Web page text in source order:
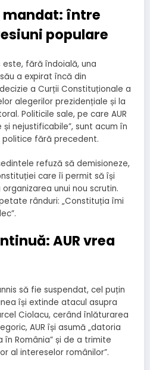
mandat: între
populare
este, fără îndoială, una
a expirat încă din
a Curții Constituționale a
alegerilor prezidențiale și la
Politicile sale, pe care AUR
nejustificabile”, sunt acum în
fără precedent.
refuză să demisioneze,
care îi permit să își
unui nou scrutin.
rânduri: „Constituția îmi
AUR vrea
să fie suspendat, cel puțin
își extinde atacul asupra
Ciolacu, cerând înlăturarea
AUR își asumă „datoria
România” și de a trimite
al intereselor românilor”.